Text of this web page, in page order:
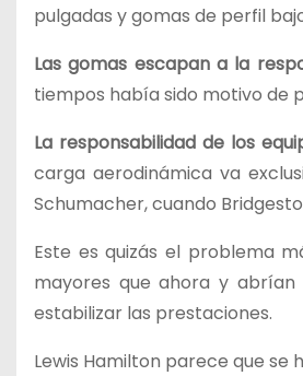
pulgadas y gomas de perfil
Las gomas escapan a la
tiempos había sido motivo de
La responsabilidad de los
carga aerodinámica va
Schumacher, cuando
Este es quizás el problema
mayores que ahora y
estabilizar las prestaciones.
Lewis Hamilton parece que